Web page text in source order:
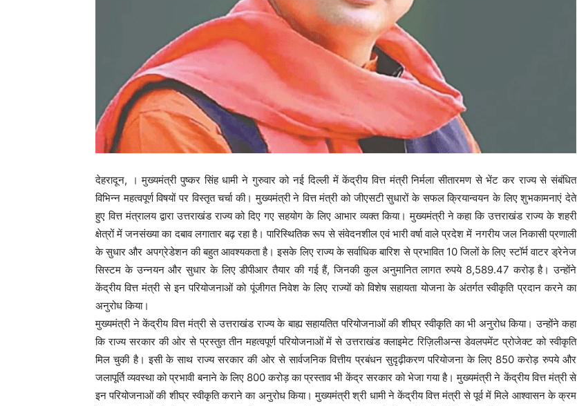
देहरादून, । मुख्यमंत्री पुष्कर सिंह धामी ने गुरुवार को नई दिल्ली में केंद्रीय वित्त मंत्री निर्मला सीतारमण से भेंट कर राज्य से संबंधित
विभिन्न महत्वपूर्ण विषयों पर विस्तृत चर्चा की। मुख्यमंत्री ने वित्त मंत्री को जीएसटी सुधारों के सफल क्रियान्वयन के लिए शुभकामनाएं देते
हुए वित्त मंत्रालय द्वारा उत्तराखंड राज्य को दिए गए सहयोग के लिए आभार व्यक्त किया। मुख्यमंत्री ने कहा कि उत्तराखंड राज्य के शहरी
क्षेत्रों में जनसंख्या का दबाव लगातार बढ़ रहा है। पारिस्थितिक रूप से संवेदनशील एवं भारी वर्षा वाले प्रदेश में नगरीय जल निकासी प्रणाली
के सुधार और अपग्रेडेशन की बहुत आवश्यकता है। इसके लिए राज्य के सर्वाधिक बारिश से प्रभावित 10 जिलों के लिए स्टॉर्म वाटर ड्रेनेज
सिस्टम के उन्नयन और सुधार के लिए डीपीआर तैयार की गई हैं, जिनकी कुल अनुमानित लागत रुपये 8,589.47 करोड़ है। उन्होंने
केंद्रीय वित्त मंत्री से इन परियोजनाओं को पूंजीगत निवेश के लिए राज्यों को विशेष सहायता योजना के अंतर्गत स्वीकृति प्रदान करने का
अनुरोध किया।
मुख्यमंत्री ने केंद्रीय वित्त मंत्री से उत्तराखंड राज्य के बाह्य सहायतित परियोजनाओं की शीघ्र स्वीकृति का भी अनुरोध किया। उन्होंने कहा
कि राज्य सरकार की ओर से प्रस्तुत तीन महत्वपूर्ण परियोजनाओं में से उत्तराखंड क्लाइमेट रिज़िलीअन्स डेवलपमेंट प्रोजेक्ट को स्वीकृति
मिल चुकी है। इसी के साथ राज्य सरकार की ओर से सार्वजनिक वित्तीय प्रबंधन सुदृढ़ीकरण परियोजना के लिए 850 करोड़ रुपये और
जलापूर्ति व्यवस्था को प्रभावी बनाने के लिए 800 करोड़ का प्रस्ताव भी केंद्र सरकार को भेजा गया है। मुख्यमंत्री ने केंद्रीय वित्त मंत्री से
इन परियोजनाओं की शीघ्र स्वीकृति कराने का अनुरोध किया। मुख्यमंत्री श्री धामी ने केंद्रीय वित्त मंत्री से पूर्व में मिले आश्वासन के क्रम